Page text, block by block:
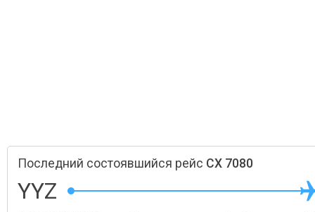
Последний состоявшийся рейс CX 7080
YYZ